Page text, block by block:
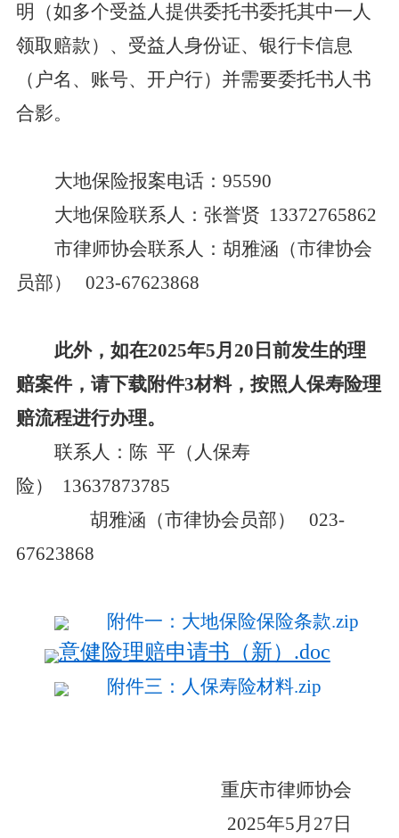
明（如多个受益人提供委托书委托其中一人
领取赔款） 、 受益人身份证、 银行卡信息
（户名 、 账号、 开户行）并需要委托书人书
合影。
大地保险报案电话： 95590
大地保险联系人 ： 张誉贤 13372765862
市律师协会联系人： 胡雅涵 （市律协会
员部） 023-67623868
此外，如在2025年5月 20 日前发生的理
赔案件，请下载附件3材料，按照人保寿险理
赔流程进行办理。
联系人： 陈 平（人保寿
险）
13637873785
胡雅涵 （市律协会员部） 023-
67623868
附件一：大地保险保险条款.zip
意健险理赔申请书（新）.doc
附件三：人保寿险材料.zip
重庆市律师协会
2025年5 月 27 日